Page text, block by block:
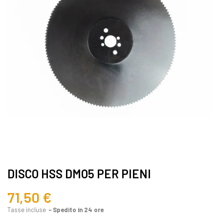
DISCO HSS DMO5 PER PIENI
71,50 €
Tasse incluse Spedito in 24 ore